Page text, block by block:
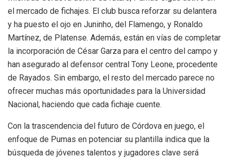
el mercado de fichajes. El club busca reforzar su delantera
y ha puesto el ojo en Juninho, del Flamengo, y Ronaldo
Martínez, de Platense. Además, están en vías de completar
la incorporación de César Garza para el centro del campo y
han asegurado al defensor central Tony Leone, procedente
de Rayados. Sin embargo, el resto del mercado parece no
ofrecer muchas más oportunidades para la Universidad
Nacional, haciendo que cada fichaje cuente.
Con la trascendencia del futuro de Córdova en juego, el
enfoque de Pumas en potenciar su plantilla indica que la
búsqueda de jóvenes talentos y jugadores clave será